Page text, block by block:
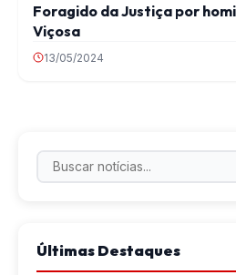
Foragido da Justiça por
Viçosa
13/05/2024
Últimas Destaques